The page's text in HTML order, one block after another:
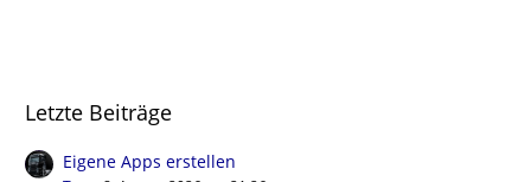
Letzte Beiträge
Eigene Apps erstellen